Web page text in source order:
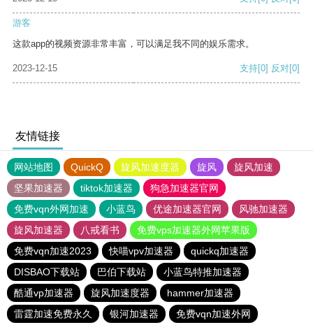
游客
这款app的视频资源非常丰富，可以满足我不同的娱乐需求。
2023-12-15 支持[0] 反对[0]
友情链接
网站地图 QuickQ 旋风加速度器 旋风
旋风加速
坚果加速器
tiktok加速器
狗急加速器官网
免费vqn外网加速
小蓝鸟 优途加速器官网
风驰加速器
旋风加速器
八戒看书
免费vps加速器外网苹果版
免费vqn加速2023
快喵vpv加速器
quickq加速器
DISBAO下载站
巴伯下载站
小蓝鸟特推加速器
酷通vp加速器
旋风加速度器
hammer加速器
雷霆加速免费永久
银河加速器 免费vqn加速外网